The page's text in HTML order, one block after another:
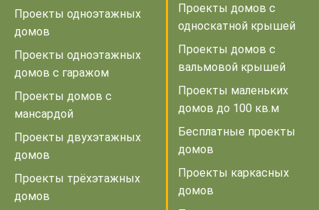
Проекты одноэтажных
домов
Проекты одноэтажных
домов с гаражом
Проекты домов с
мансардой
Проекты двухэтажных
домов
Проекты трёхэтажных
домов
Проекты домов с
односкатной крышей
Проекты домов с
вальмовой крышей
Проекты маленьких
домов до 100 кв.м
Бесплатные проекты
домов
Проекты каркасных
домов